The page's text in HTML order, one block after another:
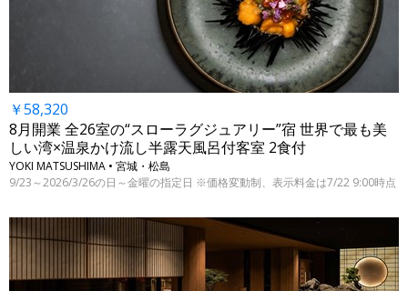
￥58,320
8月開業 全26室の“スローラグジュアリー”宿 世界で最も美
しい湾×温泉かけ流し半露天風呂付客室 2食付
YOKI MATSUSHIMA • 宮城・松島
9/23～2026/3/26の日～金曜の指定日 ※価格変動制、表示料金は7/22 9:00時点